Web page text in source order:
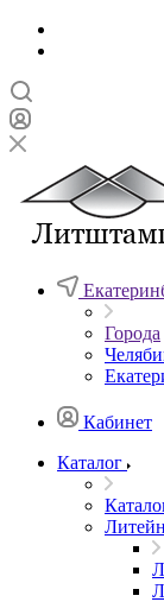
Города
Кабинет
Каталог